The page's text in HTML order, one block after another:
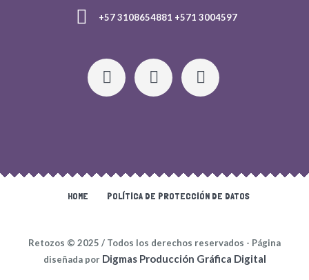
+57 3108654881 +571 3004597
HOME POLÍTICA DE PROTECCIÓN DE DATOS
Retozos © 2025 / Todos los derechos reservados - Página
diseñada por Digmas Producción Gráfica Digital